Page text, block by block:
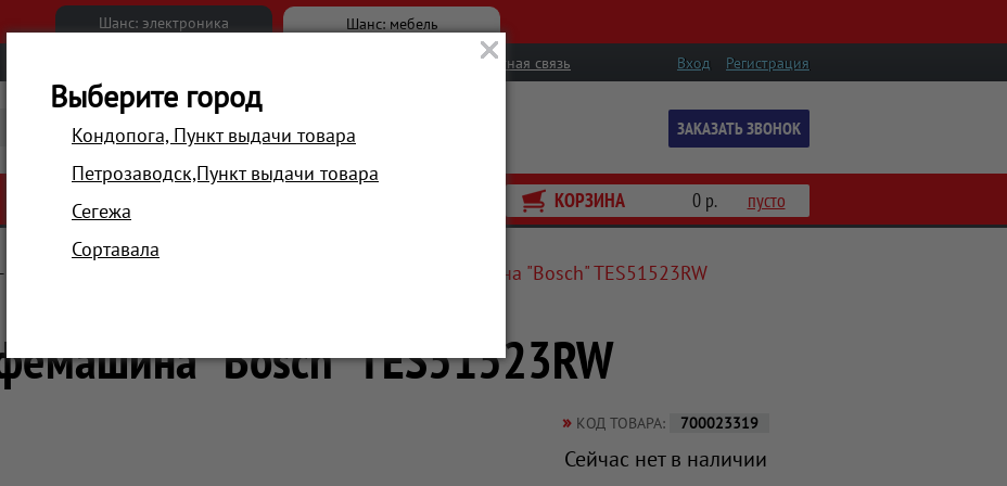
Шанс: электроника Шанс: мебель
Вход Регистрация
Обратная связь
ЗАКАЗАТЬ ЗВОНОК
АКЦИИ КОРЗИНА 0 р. пусто
Кофемашина "Bosch" TES51523RW
"Bosch" TES51523RW
» КОД ТОВАРА: 700023319
Сейчас нет в наличии
Выберите город
Кондопога, Пункт выдачи товара
Петрозаводск,Пункт выдачи товара
Сегежа
Сортавала